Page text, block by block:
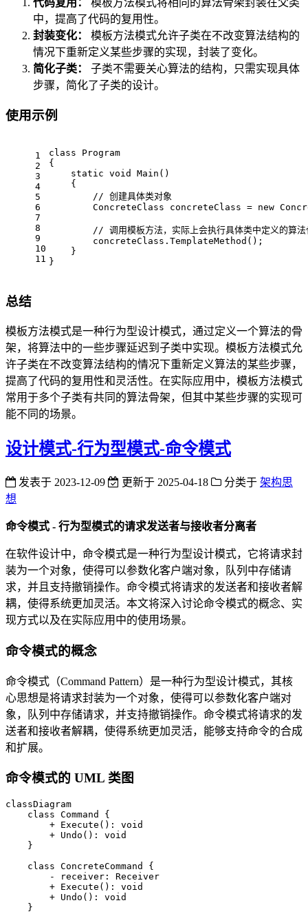
中，提高了代码的复用性。
封装变化：
模板方法模式允许子类在不改变算法结构的
情况下重新定义某些步骤的实现，封装了变化。
简化子类：
子类不需要关心算法的结构，只需实现具体
步骤，简化了子类的设计。
使用示例
1
2
3
4
5
6
7
8
9
10
11
class
Program
{
static void Main ()
    {
// 创建具体类对象
        ConcreteClass concreteClass =
new
// 调用模板方法，实际上会执行具体类中定义的算法
        concreteClass.TemplateMethod();
    }
}
总结
模板方法模式是一种行为型设计模式，通过定义一个算法的骨
架，将算法中的一些步骤延迟到子类中实现。模板方法模式允
许子类在不改变算法结构的情况下重新定义算法的某些步骤，
提高了代码的复用性和灵活性。在实际应用中，模板方法模式
常用于多个子类有共同的算法骨架，但其中某些步骤的实现可
能不同的场景。
设计模式-行为型模式-命令模式
发表于 2023-12-09 更新于 2025-04-18 分类于 架构思
想
命令模式 - 行为型模式的请求发送者与接收者分离者
在软件设计中，命令模式是一种行为型设计模式，它将请求封
装为一个对象，使得可以参数化客户端对象，队列中存储请
求，并且支持撤销操作。命令模式将请求的发送者和接收者解
耦，使得系统更加灵活。本文将深入讨论命令模式的概念、实
现方式以及在实际应用中的使用场景。
命令模式的概念
命令模式（Command Pattern）是一种行为型设计模式，其核
心思想是将请求封装为一个对象，使得可以参数化客户端对
象，队列中存储请求，并支持撤销操作。命令模式将请求的发
送者和接收者解耦，使得系统更加灵活，能够支持命令的合成
和扩展。
命令模式的 UML 类图
classDiagram
    class Command {
        + Execute(): void
        + Undo(): void
    }
    class ConcreteCommand {
        - receiver: Receiver
        + Execute(): void
        + Undo(): void
    }